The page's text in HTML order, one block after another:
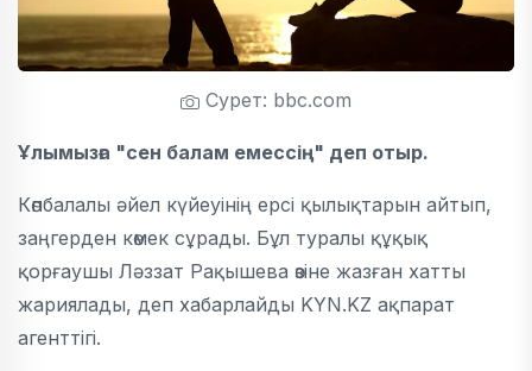
Сурет: bbc.com
Ұлымызға "сен балам емессің" деп отыр.
Көпбалалы әйел күйеуінің ерсі қылықтарын айтып,
заңгерден көмек сұрады. Бұл туралы құқық
қорғаушы Ләззат Рақышева өзіне жазған хатты
жариялады, деп хабарлайды KYN.KZ ақпарат
агенттігі.